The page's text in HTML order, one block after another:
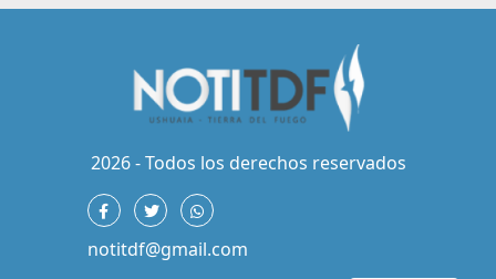
2026 - Todos los derechos reservados
notitdf@gmail.com